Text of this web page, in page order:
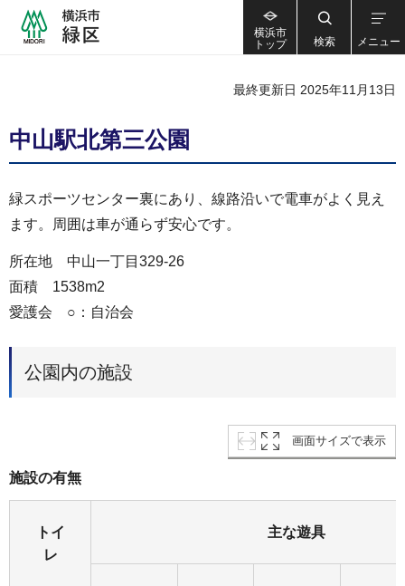
横浜市
トップ
検索 メニュー
最終更新日 2025年11月13日
中山駅北第三公園
緑スポーツセンター裏にあり、線路沿いで電車がよく見え
ます。周囲は車が通らず安心です。
所在地 中山一丁目329-26
面積 1538m2
愛護会 ○：自治会
公園内の施設
画面サイズで表示
施設の有無
トイ
レ
主な遊具